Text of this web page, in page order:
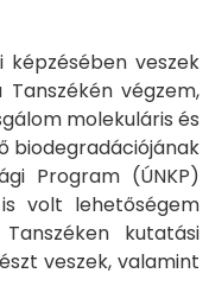
veszek
végzem,
molekuláris és
biodegradációjának
Program (ÚNKP)
volt lehetőségem
kutatási
veszek, valamint